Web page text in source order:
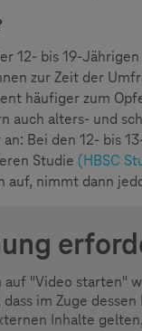
12- bis 19-
zur Zeit der
häufiger zum
auch alters- und
Bei den 12- bis
Studie (HBSC
auf, nimmt dann
auf "Video starten"
im Zuge
Inhalte